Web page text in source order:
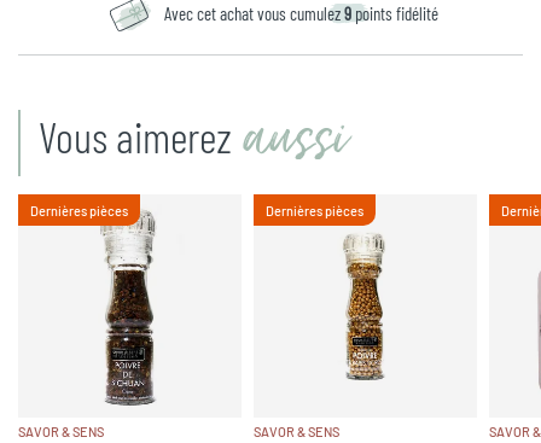
Avec cet achat vous cumulez9 points fidélité
Vous aimerez aussi
Dernières pièces
SAVOR & SENS
Dernières pièces
SAVOR & SENS
SAVOR